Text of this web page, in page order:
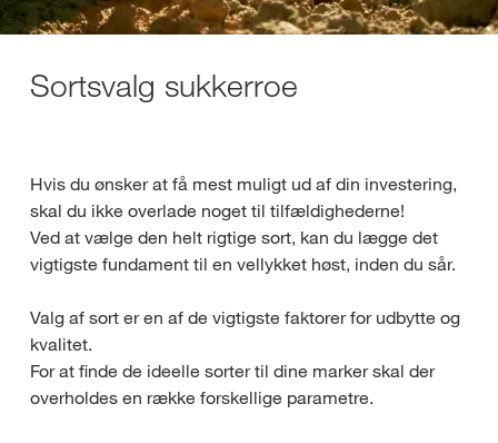
Sortsvalg sukkerroe
Hvis du ønsker at få mest muligt ud af din investering,
skal du ikke overlade noget til tilfældighederne!
Ved at vælge den helt rigtige sort, kan du lægge det
vigtigste fundament til en vellykket høst, inden du sår.
Valg af sort er en af de vigtigste faktorer for udbytte og
kvalitet.
For at finde de ideelle sorter til dine marker skal der
overholdes en række forskellige parametre.